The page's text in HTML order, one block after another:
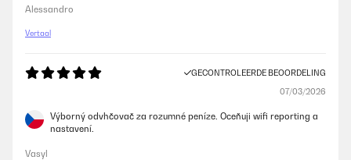
Alessandro
Vertaal
GECONTROLEERDE BEOORDELING
07/03/2026
Výborný odvhčovač za rozumné peníze. Oceňuji wifi reporting a
nastavení.
Vasyl